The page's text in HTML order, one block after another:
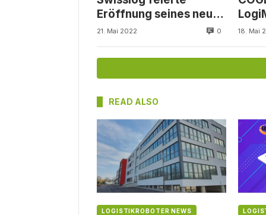
Eröffnung seines neuen
Dortmunder
21. Mai 2022 0 18. Mai
READ ALSO
LOGISTIKROBOTER NEWS